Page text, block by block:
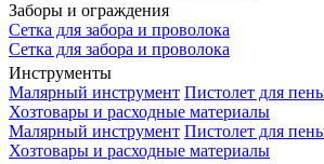
Заборы и ограждения
Сетка для забора и проволока
Сетка для забора и проволока
Инструменты
Малярный инструмент Пистолет для
Хозтовары и расходные материалы
Малярный инструмент Пистолет для
Хозтовары и расходные материалы